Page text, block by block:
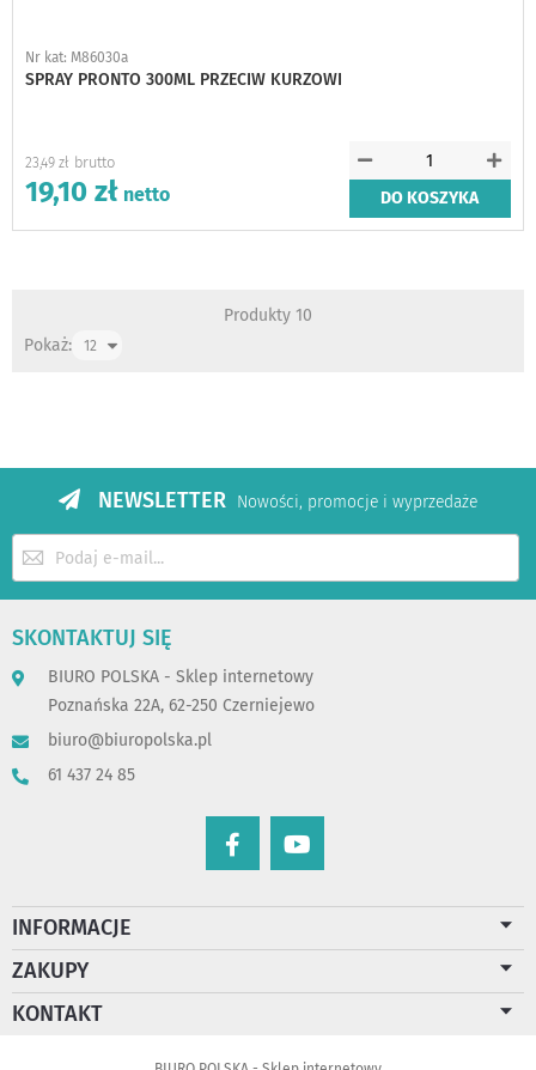
Nr kat: M86030a
SPRAY PRONTO 300ML PRZECIW KURZOWI
23,49 zł
19,10 zł DO KOSZYKA
Produkty 10
Pokaż:
NEWSLETTER Nowości, promocje i wyprzedaże
Subskrybuj
nasz
SKONTAKTUJ SIĘ
BIURO POLSKA - Sklep internetowy
Poznańska 22A, 62-250 Czerniejewo
biuro@biuropolska.pl
61 437 24 85
INFORMACJE
ZAKUPY
KONTAKT